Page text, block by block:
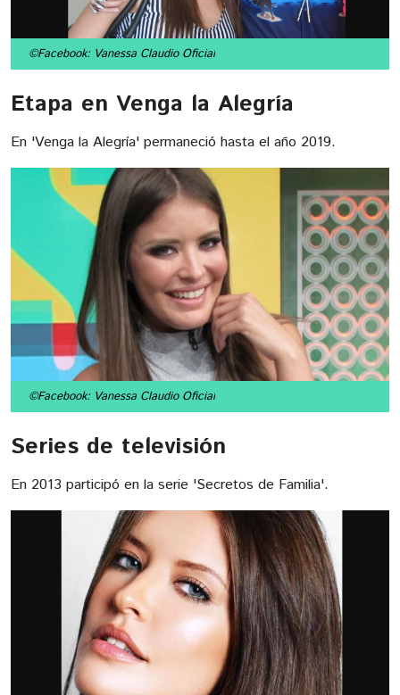
©Facebook: Vanessa Claudio Oficial
Etapa en Venga la Alegría
En 'Venga la Alegría' permaneció hasta el año 2019.
©Facebook: Vanessa Claudio Oficial
Series de televisión
En 2013 participó en la serie 'Secretos de Familia'.